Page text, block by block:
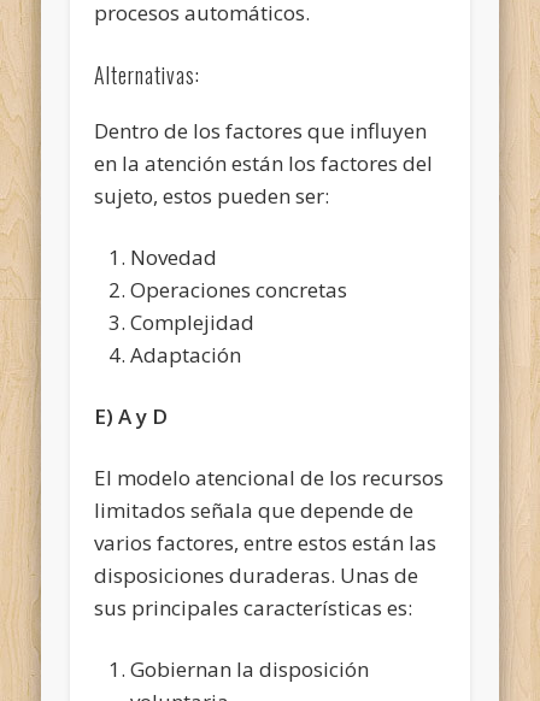
procesos automáticos.
Alternativas:
Dentro de los factores que influyen
en la atención están los factores del
sujeto, estos pueden ser:
Novedad
Operaciones concretas
Complejidad
Adaptación
E) A y D
El modelo atencional de los recursos
limitados señala que depende de
varios factores, entre estos están las
disposiciones duraderas. Unas de
sus principales características es:
Gobiernan la disposición